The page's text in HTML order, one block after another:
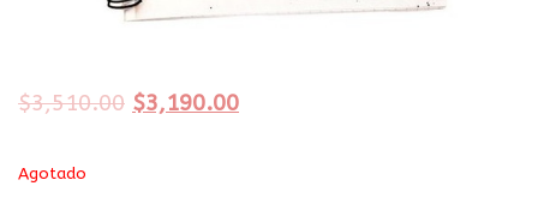
$3,510.00 $3,190.00
Agotado